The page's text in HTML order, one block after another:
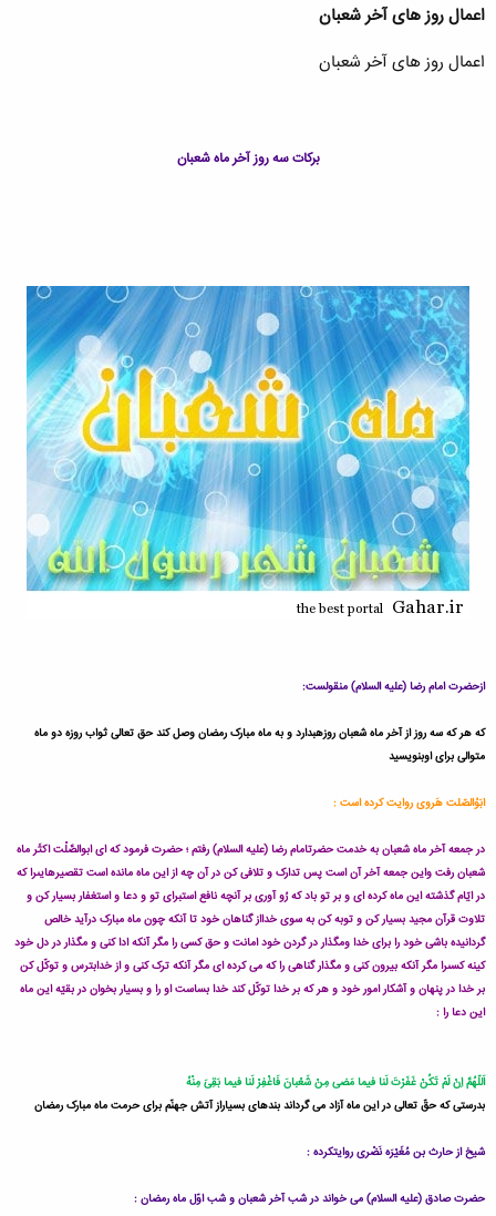
اعمال روز های آخر شعبان
اعمال روز های آخر شعبان
برکات سه روز آخر ماه شعبان
ازحضرت امام رضا (علیه السلام) منقولست:
که هر که سه روز از آخر ماه شعبان روزهبدارد و به ماه مبارک رمضان وصل کند حق تعالى ثواب روزه دو ماه
متوالى براى اوبنویسید
ابَوُالصّلت هَروى روایت کرده است :
در جمعه آخر ماه شعبان به خدمت حضرتامام رضا (علیه السلام) رفتم ؛ حضرت فرمود که اى ابوالصَّلْت اکثَر ماه
شعبان رفت واین جمعه آخر آن است پس تدارک و تلافى کن در آن چه از این ماه مانده است تقصیرهایىرا که
در ایّام گذشته این ماه کرده اى و بر تو باد که رُو آورى بر آنچه نافع استبراى تو و دعا و استغفار بسیار کن و
تلاوت قرآن مجید بسیار کن و توبه کن به سوى خدااز گناهان خود تا آنکه چون ماه مبارک درآید خالص
گردانیده باشى خود را براى خدا ومگذار در گردن خود امانت و حق کسى را مگر آنکه ادا کنى و مگذار در دل خود
کینه کسىرا مگر آنکه بیرون کنى و مگذار گناهى را که مى کرده اى مگر آنکه ترک کنى و از خدابترس و توکّل کن
بر خدا در پنهان و آشکار امور خود و هر که بر خدا توکّل کند خدا بساست او را و بسیار بخوان در بقیّه این ماه
این دعا را :
اَللّهُمَّ اِنْ لَمْ تَکُنْ غَفَرْتَ لَنا فیما مَضى مِنْ شَعْبانَ فَاغْفِرْ لَنا فیما بَقِىَ مِنْهُ
بدرستى که حقّ تعالى در این ماه آزاد مى گرداند بندهاى بسیاراز آتش جهنّم براى حرمت ماه مبارک رمضان
شیخ از حارث بن مُغَیْرَه نَضْرى روایتکرده :
حضرت صادق (علیه السلام) مى خواند در شب آخر شعبان و شب اوّل ماه رمضان :